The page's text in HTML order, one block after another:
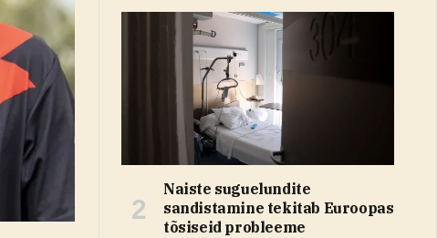
Naiste suguelundite
sandistamine tekitab Euroopas
tõsiseid probleeme